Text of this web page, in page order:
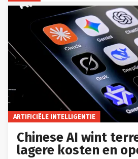
ARTIFICIËLE INTELLIGENTIE
Chinese AI wint
lagere kosten en